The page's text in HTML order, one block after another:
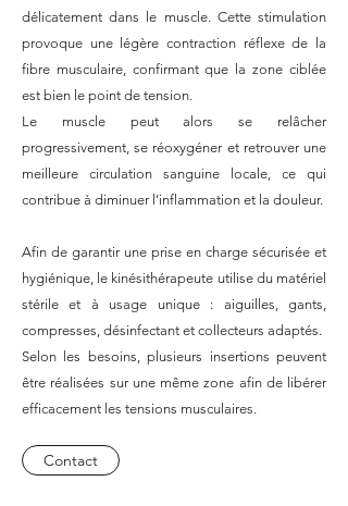
délicatement dans le muscle. Cette stimulation
provoque une légère contraction réflexe de la
fibre musculaire, confirmant que la zone ciblée
est bien le point de tension.
Le muscle peut alors se relâcher
progressivement, se réoxygéner et retrouver une
meilleure circulation sanguine locale, ce qui
contribue à diminuer l’inflammation et la douleur.
Afin de garantir une prise en charge sécurisée et
hygiénique, le kinésithérapeute utilise du matériel
stérile et à usage unique : aiguilles, gants,
compresses, désinfectant et collecteurs adaptés.
Selon les besoins, plusieurs insertions peuvent
être réalisées sur une même zone afin de libérer
efficacement les tensions musculaires.
Contact